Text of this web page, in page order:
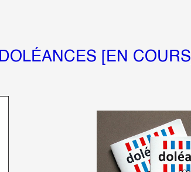
DOLÉANCES [EN COURS]